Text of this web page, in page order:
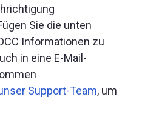
Sie die unten
Informationen zu
in eine E-Mail-
Support-Team, um